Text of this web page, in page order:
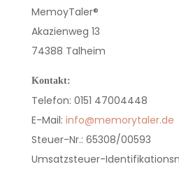
MemoyTaler®
Akazienweg 13
74388 Talheim
Kontakt:
Telefon: 0151 47004448
E-Mail: info@memorytaler.de
Steuer-Nr.: 65308/00593
Umsatzsteuer-